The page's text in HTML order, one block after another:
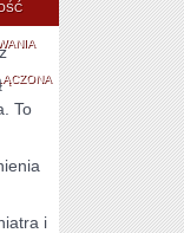
NEUROCHIRURGIA
I
MEDYCYNA
ESTETYCZNA
To
i